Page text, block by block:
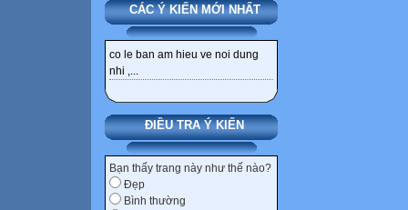
CÁC Ý KIẾN MỚI NHẤT
co le ban am hieu ve noi dung
nhi ,...
ĐIỀU TRA Ý KIẾN
Bạn thấy trang này như thế nào?
Đẹp
Bình thường